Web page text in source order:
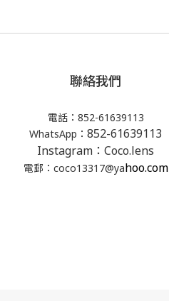
聯絡我們
電話：852-61639113
WhatsApp： 852-61639113
Instagram：Coco.lens
電郵：coco13317@yahoo.com